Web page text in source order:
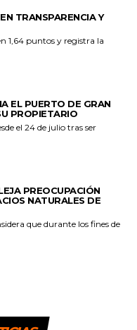
TRANSPARENCIA Y
1,64 puntos y registra la
EL PUERTO DE GRAN
PROPIETARIO
el 24 de julio tras ser
PREOCUPACIÓN
NATURALES DE
que durante los fines de